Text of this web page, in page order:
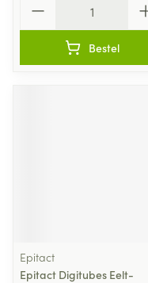
Bestel
Epitact
Epitact Digitubes Eelt-